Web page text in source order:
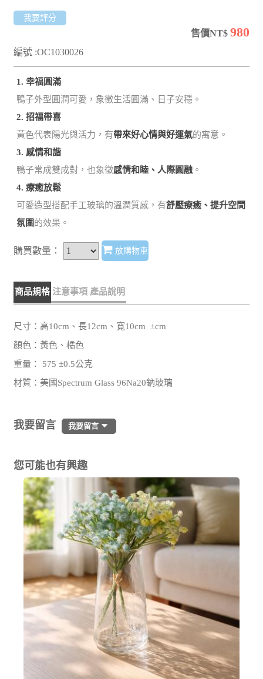
我要評分
售價NT$ 980
編號 :OC1030026
1. 幸福圓滿
鴨子外型圓潤可愛，象徵生活圓滿、日子安穩。
2. 招福帶喜
黃色代表陽光與活力，有帶來好心情與好運氣的寓意。
3. 感情和諧
鴨子常成雙成對，也象徵感情和睦、人際圓融 。
4. 療癒放鬆
可愛造型搭配手工玻璃的溫潤質感，有舒壓療癒、提升空間
氛圍的效果。
購買數量： 放購物車
商品規格 注意事項 產品說明
尺寸：高10cm、長12cm、寬10cm ±cm
顏色：黃色、橘色
重量： 575 ±0.5公克
材質：美國Spectrum Glass 96Na20鈉玻璃
我要留言 我要留言
您可能也有興趣